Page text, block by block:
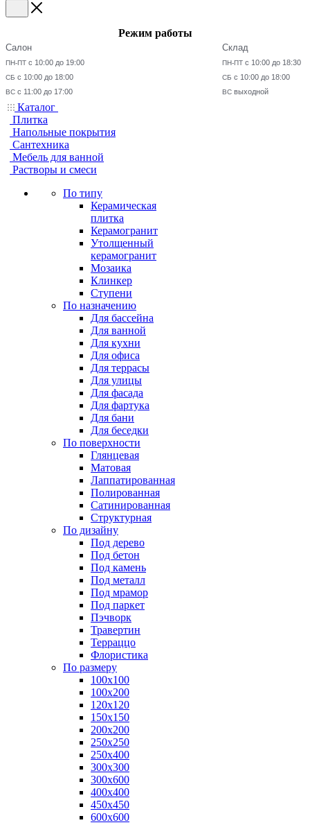
Режим работы
Салон
ПН-ПТ с 10:00 до 19:00
СБ с 10:00 до 18:00
ВС с 11:00 до 17:00
Склад
ПН-ПТ с 10:00 до 18:30
СБ с 10:00 до 18:00
ВС выходной
Каталог
Плитка
Напольные покрытия
Сантехника
Мебель для ванной
Растворы и смеси
По типу
Керамическая
плитка
Керамогранит
Утолщенный
керамогранит
Мозаика
Клинкер
Ступени
По назначению
Для бассейна
Для ванной
Для кухни
Для офиса
Для террасы
Для улицы
Для фасада
Для фартука
Для бани
Для беседки
По поверхности
Глянцевая
Матовая
Лаппатированная
Полированная
Сатинированная
Структурная
По дизайну
Под дерево
Под бетон
Под камень
Под металл
Под мрамор
Под паркет
Пэчворк
Травертин
Терраццо
Флористика
По размеру
100х100
100х200
120х120
150х150
200х200
250х250
250х400
300х300
300х600
400х400
450х450
600х600